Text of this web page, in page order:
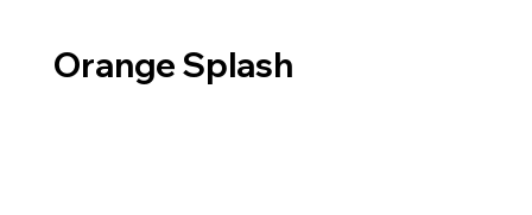
Orange Splash